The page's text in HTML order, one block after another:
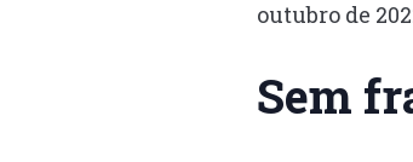
outubro de
Sem